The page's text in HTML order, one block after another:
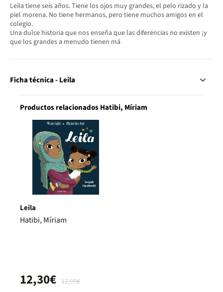
Leila tiene seis años. Tiene los ojos muy grandes, el pelo rizado y la
piel morena. No tiene hermanos, pero tiene muchos amigos en el
colegio.
Una dulce historia que nos enseña que las diferencias no existen ¡y
que los grandes a menudo tienen má
Ficha técnica - Leila
Productos relacionados Hatibi, Míriam
Leila
Hatibi, Míriam
12,95€
12,30€